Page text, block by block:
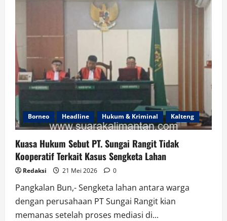
Borneo Headline Hukum & Kriminal Kalteng
Kuasa Hukum Sebut PT. Sungai Rangit Tidak
Kooperatif Terkait Kasus Sengketa Lahan
Redaksi 21 Mei 2026 0
Pangkalan Bun,- Sengketa lahan antara warga
dengan perusahaan PT Sungai Rangit kian
memanas setelah proses mediasi di...